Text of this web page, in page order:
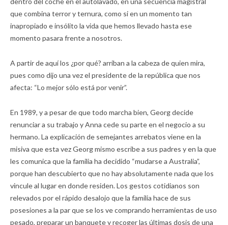
que combina terror y ternura, como si en un momento tan
inapropiado e insólito la vida que hemos llevado hasta ese
momento pasara frente a nosotros.
A partir de aquí los ¿por qué? arriban a la cabeza de quien mira,
pues como dijo una vez el presidente de la república que nos
afecta: “Lo mejor sólo está por venir”.
En 1989, y a pesar de que todo marcha bien, Georg decide
renunciar a su trabajo y Anna cede su parte en el negocio a su
hermano. La explicación de semejantes arrebatos viene en la
misiva que esta vez Georg mismo escribe a sus padres y en la que
les comunica que la familia ha decidido “mudarse a Australia”,
porque han descubierto que no hay absolutamente nada que los
vincule al lugar en donde residen. Los gestos cotidianos son
relevados por el rápido desalojo que la familia hace de sus
posesiones a la par que se los ve comprando herramientas de uso
pesado, preparar un banquete y recoger las últimas dosis de una